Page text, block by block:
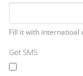
Fill it with internatioal
Get SMS